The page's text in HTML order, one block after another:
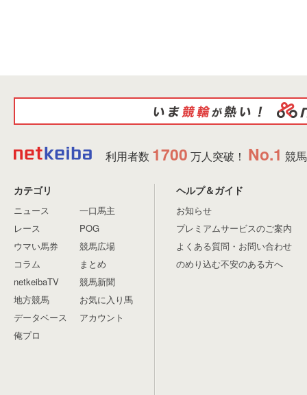
利用者数 1700 万人突破！ No.1 競
カテゴリ
ニュース
レース
ウマい馬券
コラム
netkeibaTV
地方競馬
データベース
俺プロ
一口馬主
POG
競馬広場
まとめ
競馬新聞
お気に入り馬
アカウント
ヘルプ＆ガイド
お知らせ
プレミアムサービスのご案内
よくある質問・お問い合わせ
のめり込む不安のある方へ